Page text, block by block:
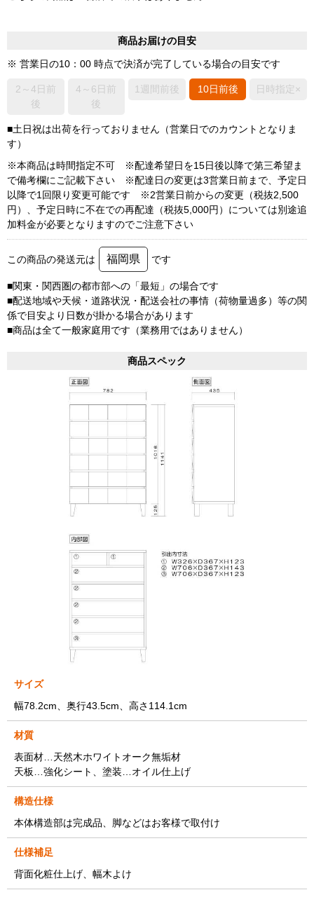
商品お届けの目安
※ 営業日の10：00 時点で決済が完了している場合の目安です
2～4日前
後
4～6日前
後
1週間前後 10日前後 日時指定×
■土日祝は出荷を行っておりません（営業日でのカウントとなりま
す）
※本商品は時間指定不可 ※配達希望日を15日後以降で第三希望ま
で備考欄にご記載下さい ※配達日の変更は3営業日前まで、予定日
以降で1回限り変更可能です ※2営業日前からの変更（税抜2,500
円）、予定日時に不在での再配達（税抜5,000円）については別途追
加料金が必要となりますのでご注意下さい
この商品の発送元は 福岡県 です
■関東・関西圏の都市部への「最短」の場合です
■配送地域や天候・道路状況・配送会社の事情（荷物量過多）等の関
係で目安より日数が掛かる場合があります
■商品は全て一般家庭用です（業務用ではありません）
商品スペック
サイズ
幅78.2cm、奥行43.5cm、高さ114.1cm
材質
表面材…天然木ホワイトオーク無垢材
天板…強化シート、塗装…オイル仕上げ
構造仕様
本体構造部は完成品、脚などはお客様で取付け
仕様補足
背面化粧仕上げ、幅木よけ